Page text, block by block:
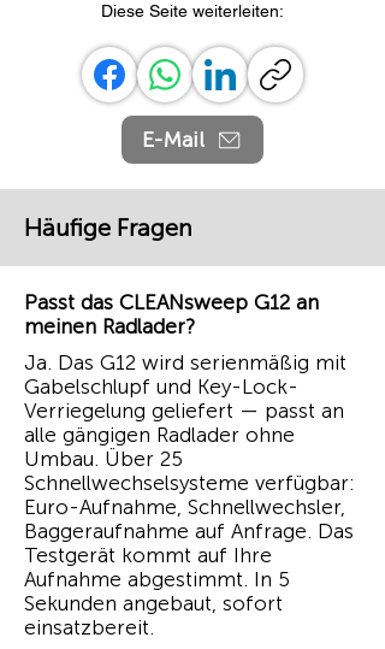
Diese Seite weiterleiten:
E-Mail
Häufige Fragen
Passt das CLEANsweep G12 an
meinen Radlader?
Ja. Das G12 wird serienmäßig mit
Gabelschlupf und Key-Lock-
Verriegelung geliefert — passt an
alle gängigen Radlader ohne
Umbau. Über 25
Schnellwechselsysteme verfügbar:
Euro-Aufnahme, Schnellwechsler,
Baggeraufnahme auf Anfrage. Das
Testgerät kommt auf Ihre
Aufnahme abgestimmt. In 5
Sekunden angebaut, sofort
einsatzbereit.